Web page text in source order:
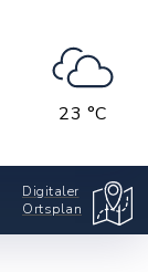
23 °C
Digitaler
Ortsplan